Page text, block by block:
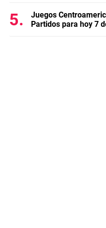
Juegos
Partidos para hoy 7